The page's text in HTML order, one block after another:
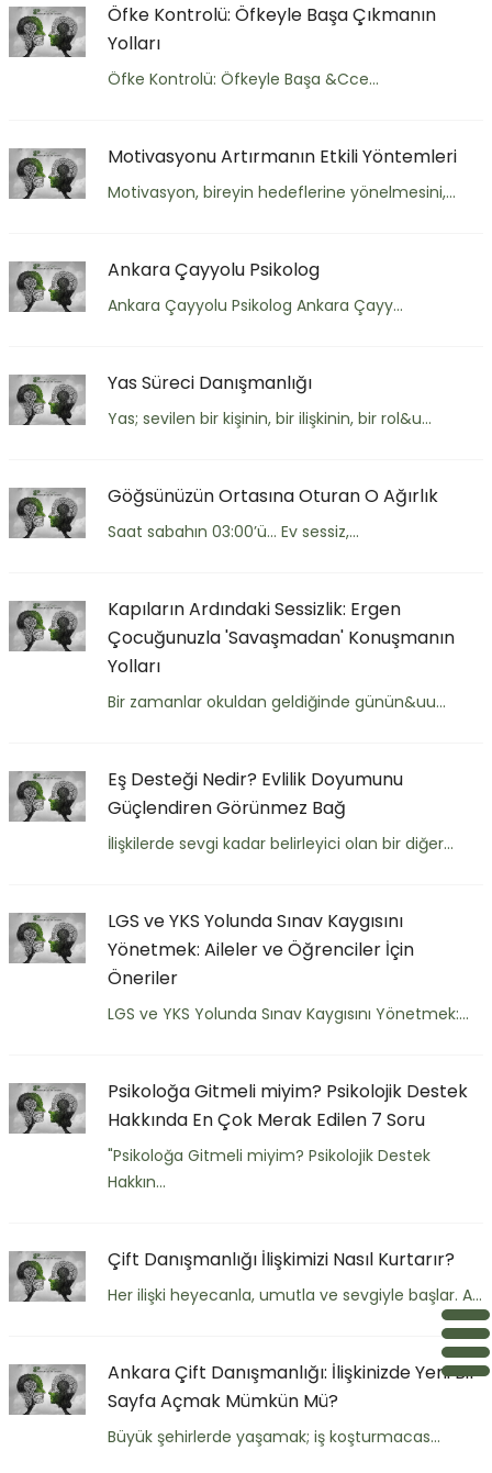
Öfke Kontrolü: Öfkeyle Başa Çıkmanın
Yolları
Öfke Kontrolü: Öfkeyle Başa &Cce...
Motivasyonu Artırmanın Etkili Yöntemleri
Motivasyon, bireyin hedeflerine yönelmesini,...
Ankara Çayyolu Psikolog
Ankara Çayyolu Psikolog Ankara Çayy...
Yas Süreci Danışmanlığı
Yas; sevilen bir kişinin, bir ilişkinin, bir rol&u...
Göğsünüzün Ortasına Oturan O Ağırlık
Saat sabahın 03:00’ü… Ev sessiz,...
Kapıların Ardındaki Sessizlik: Ergen
Çocuğunuzla 'Savaşmadan' Konuşmanın
Yolları
Bir zamanlar okuldan geldiğinde günün&uu...
Eş Desteği Nedir? Evlilik Doyumunu
Güçlendiren Görünmez Bağ
İlişkilerde sevgi kadar belirleyici olan bir diğer...
LGS ve YKS Yolunda Sınav Kaygısını
Yönetmek: Aileler ve Öğrenciler İçin
Öneriler
LGS ve YKS Yolunda Sınav Kaygısını Yönetmek:...
Psikoloğa Gitmeli miyim? Psikolojik Destek
Hakkında En Çok Merak Edilen 7 Soru
"Psikoloğa Gitmeli miyim? Psikolojik Destek
Hakkın...
Çift Danışmanlığı İlişkimizi Nasıl Kurtarır?
Her ilişki heyecanla, umutla ve sevgiyle başlar. A...
Ankara Çift Danışmanlığı: İlişkinizde Yeni Bir
Sayfa Açmak Mümkün Mü?
Büyük şehirlerde yaşamak; iş koşturmacas...